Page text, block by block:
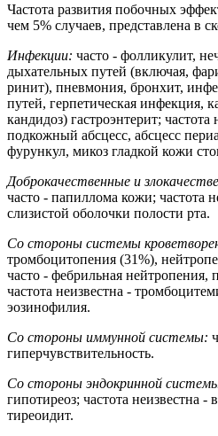
Частота развития побочных
чем 5% случаев, представлена в
Инфекции: часто - фолликулит,
дыхательных путей (включая,
ринит), пневмония, бронхит,
путей, герпетическая инфекция,
кандидоз) гастроэнтерит; частота
подкожный абсцесс, абсцесс
фурункул, микоз гладкой кожи
Доброкачественные и
часто - папиллома кожи; частота
слизистой оболочки полости рта.
Со стороны системы
тромбоцитопения (31%),
часто - фебрильная
частота неизвестна -
эозинофилия.
Со стороны иммунной системы:
гиперчувствительность.
Со стороны эндокринной
гипотиреоз; частота неизвестна
тиреоидит.